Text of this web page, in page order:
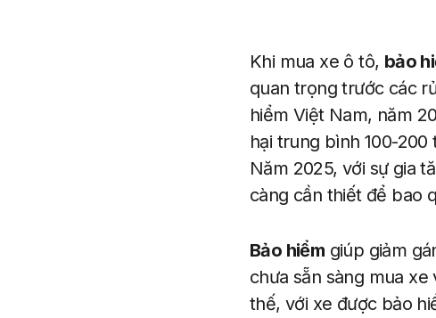
Khi mua xe ô tô, bảo
quan trọng trước các
hiểm Việt Nam, năm
hại trung bình 100-
Năm 2025, với sự gia
càng cần thiết để bao
Bảo hiểm giúp giảm
chưa sẵn sàng mua
thế, với xe được bảo